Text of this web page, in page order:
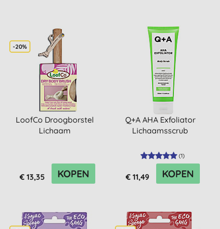
-20%
LoofCo Droogborstel
Lichaam
€ 13,35 KOPEN
Q+A AHA Exfoliator
Lichaamsscrub
(1)
€ 11,49 KOPEN